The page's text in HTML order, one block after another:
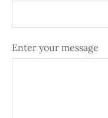
Enter your message